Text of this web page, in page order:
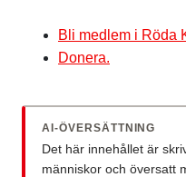
Bli medlem i Röda
Donera.
AI-ÖVERSÄTTNING
Det här innehållet är
människor och översatt